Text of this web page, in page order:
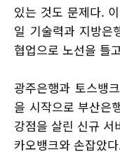
있는 것도 문제다.
일 기술력과 지방은
협업으로 노선을 틀
광주은행과 토스뱅
을 시작으로 부산은
강점을 살린 신규 서
카오뱅크와 손잡았